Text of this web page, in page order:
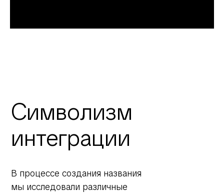
Символизм
интеграции
В процессе создания названия
мы исследовали различные